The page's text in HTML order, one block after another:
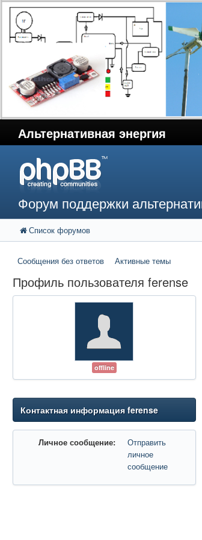
Альтернативная энергия
Форум поддержки
Список форумов
Сообщения без ответов Активные темы
Профиль пользователя ferense
offline
Контактная информация ferense
Личное сообщение:
Отправить
личное
сообщение